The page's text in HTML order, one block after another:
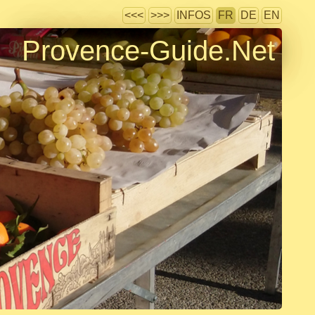
<<< >>> INFOS FR DE EN
Provence-Guide.Net